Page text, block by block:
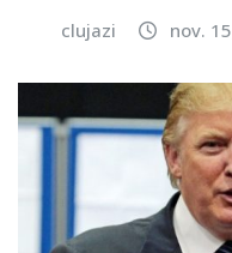
clujazi nov.